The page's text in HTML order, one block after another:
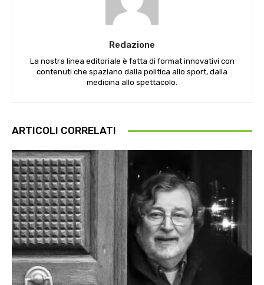
Redazione
La nostra linea editoriale è fatta di format innovativi con
contenuti che spaziano dalla politica allo sport, dalla
medicina allo spettacolo.
ARTICOLI CORRELATI